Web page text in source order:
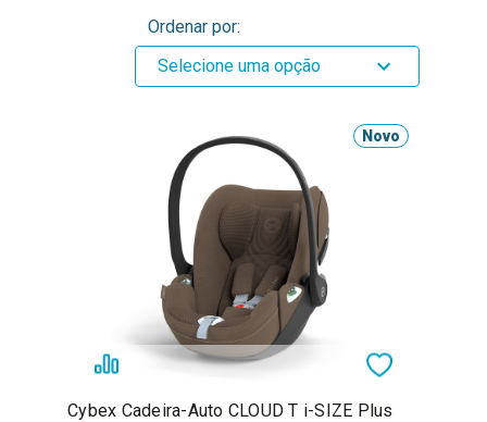
Ordenar por:
Selecione uma opção
Novo
Cybex Cadeira-Auto CLOUD T i-SIZE Plus